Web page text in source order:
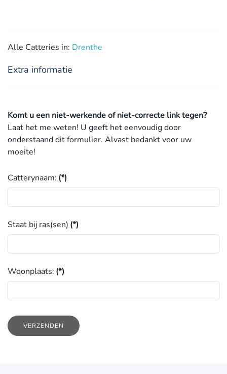
Alle Catteries in: Drenthe
Extra informatie
Komt u een niet-werkende of niet-correcte link tegen?
Laat het me weten! U geeft het eenvoudig door
onderstaand dit formulier. Alvast bedankt voor uw
moeite!
Catterynaam: (*)
Staat bij ras(sen) (*)
Woonplaats: (*)
VERZENDEN